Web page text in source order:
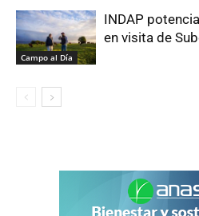
Campo al Día
INDAP
en visita de